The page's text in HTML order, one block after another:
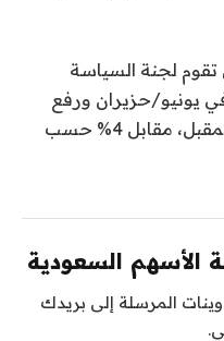
تقوم لجنة السياسة
يونيو/حزيران ورفع
أسعار الفائدة إلى 3% في العام المقبل، مقابل 4% حسب
الأسهم السعودية
المرسلة إلى بريدك